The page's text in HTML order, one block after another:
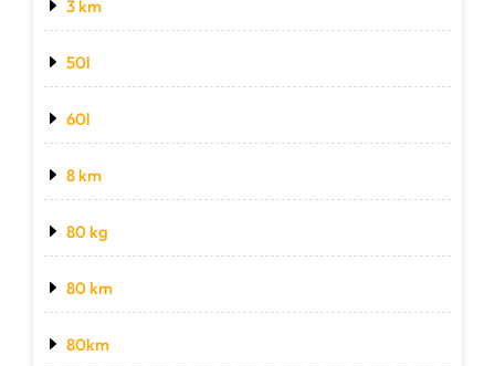
3 km
50l
60l
8 km
80 kg
80 km
80km